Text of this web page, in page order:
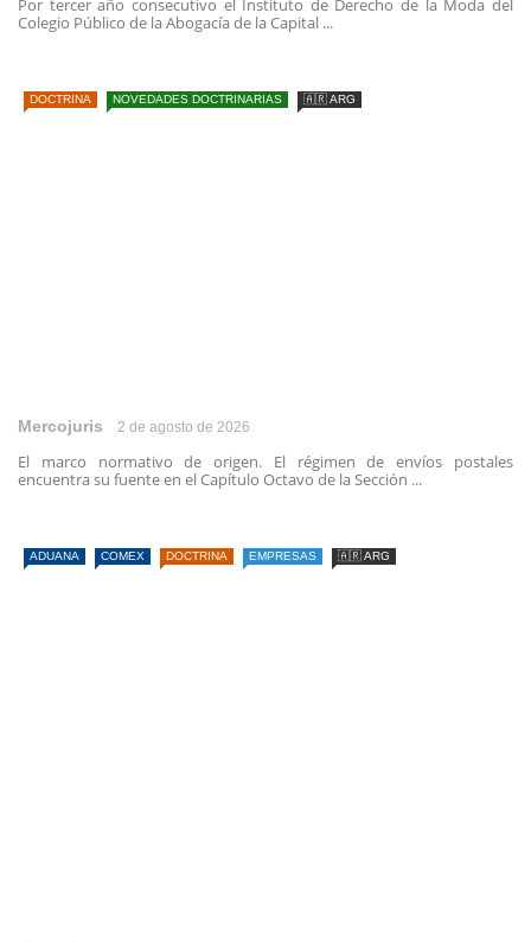
Por tercer año consecutivo el Instituto de Derecho de la Moda del
Colegio Público de la Abogacía de la Capital ...
DOCTRINA NOVEDADES DOCTRINARIAS 🇦🇷 ARG
Mercojuris 2 de agosto de 2026
El marco normativo de origen. El régimen de envíos postales
encuentra su fuente en el Capítulo Octavo de la Sección ...
ADUANA COMEX DOCTRINA EMPRESAS 🇦🇷 ARG